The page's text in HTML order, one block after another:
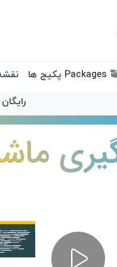
Packages پکیج ها
رایگان